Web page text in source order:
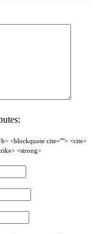
<blockquote cite=""> <cite>
<strong>